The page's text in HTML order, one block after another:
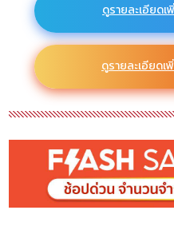
ดูรายละเอียดเ
ดูรายละเอียดเ